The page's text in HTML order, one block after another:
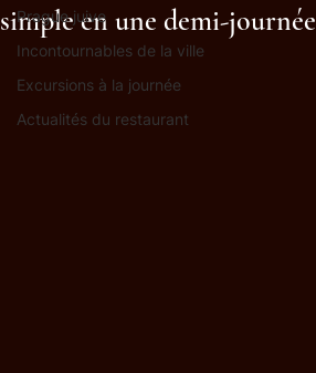
Prague juive
Incontournables de la ville
Excursions à la journée
Actualités du restaurant
simple en une demi-journée